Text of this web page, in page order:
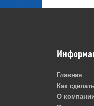
Главная
Как
О компании